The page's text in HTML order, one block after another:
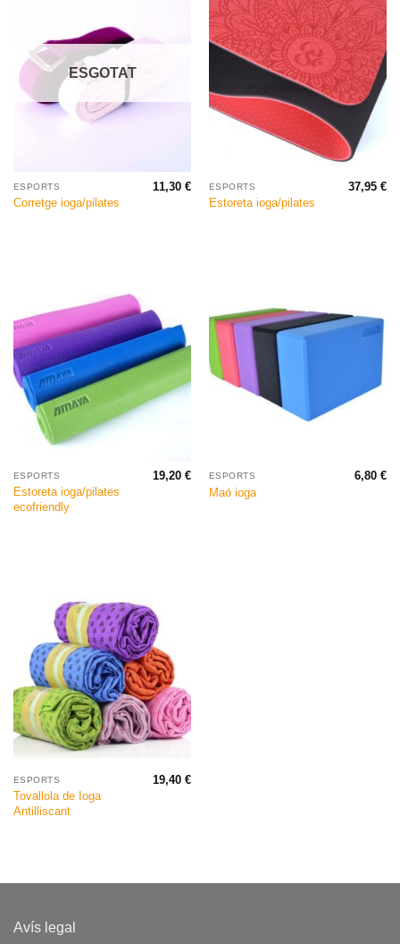
ESGOTAT
ESPORTS
Corretge ioga/pilates
11,30€ ESPORTS
Estoreta ioga/pilates
37,95€
ESPORTS
Estoreta ioga/pilates
ecofriendly
19,20€ ESPORTS
Maó ioga
6,80€
ESPORTS
Tovallola de Ioga
Antilliscant
19,40€
Avís legal